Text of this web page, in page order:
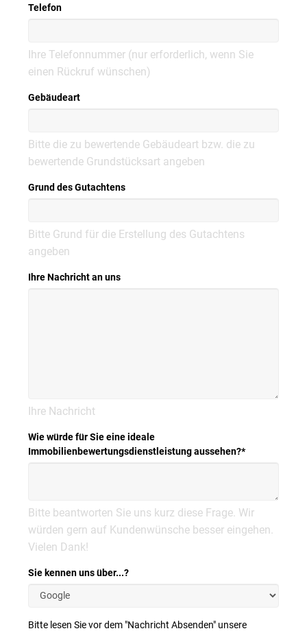
Telefon
Ihre Telefonnummer (nur erforderlich, wenn Sie
einen Rückruf wünschen)
Gebäudeart
Bitte die zu bewertende Gebäudeart bzw. die zu
bewertende Grundstücksart angeben
Grund des Gutachtens
Bitte Grund für die Erstellung des Gutachtens
angeben
Ihre Nachricht an uns
Ihre Nachricht
Wie würde für Sie eine ideale
Immobilienbewertungsdienstleistung aussehen?*
Bitte beantworten Sie uns kurz diese Frage. Wir
würden gern auf Kundenwünsche besser eingehen.
Vielen Dank!
Sie kennen uns über...?
Bitte lesen Sie vor dem "Nachricht Absenden" unsere